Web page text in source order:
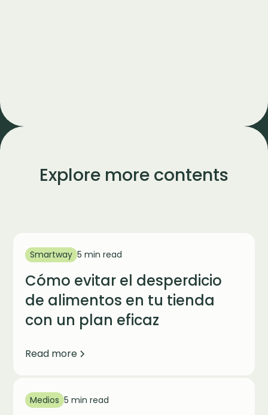
Explore more contents
Smartway 5 min read
Cómo evitar el desperdicio
de alimentos en tu tienda
con un plan eficaz
Read more
Medios 5 min read